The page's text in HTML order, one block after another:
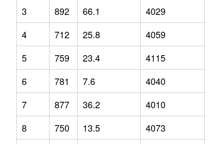
3
892 66.1 4029
4
712 25.8 4059
5
759 23.4 4115
6
781 7.6 4040
7
877 36.2 4010
8
750 13.5 4073